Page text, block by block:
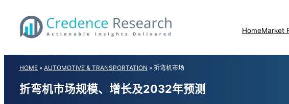
content
HomeMarket
HOME » AUTOMOTIVE & TRANSPORTATION » 折弯机市场
折弯机市场规模、增长及2032年预测